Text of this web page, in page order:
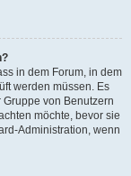
in dem Forum, in dem
werden müssen. Es
von Benutzern
möchte, bevor sie
Administration, wenn